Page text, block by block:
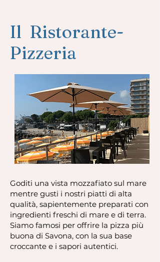
Il Ristorante-
Pizzeria
Goditi una vista mozzafiato sul mare
mentre gusti i nostri piatti di alta
qualità, sapientemente preparati con
ingredienti freschi di mare e di terra.
Siamo famosi per offrire la pizza più
buona di Savona, con la sua base
croccante e i sapori autentici.